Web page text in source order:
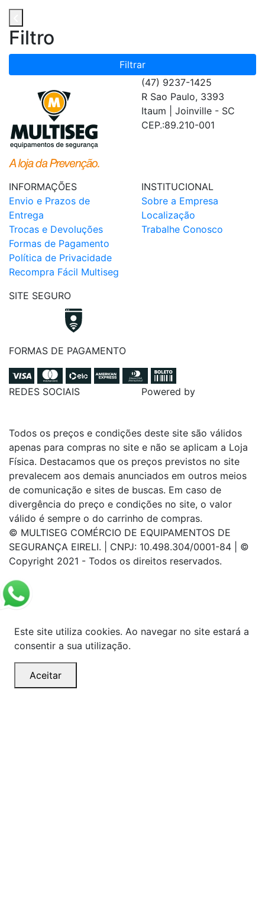
Filtro
Filtrar
(47) 9237-1425
R Sao Paulo, 3393
Itaum | Joinville - SC
CEP.:89.210-001
INFORMAÇÕES
Envio e Prazos de
Entrega
Trocas e Devoluções
Formas de Pagamento
Política de Privacidade
Recompra Fácil Multiseg
INSTITUCIONAL
Sobre a Empresa
Localização
Trabalhe Conosco
SITE SEGURO
FORMAS DE PAGAMENTO
REDES SOCIAIS Powered by
Todos os preços e condições deste site são válidos
apenas para compras no site e não se aplicam a Loja
Física. Destacamos que os preços previstos no site
prevalecem aos demais anunciados em outros meios
de comunicação e sites de buscas. Em caso de
divergência do preço e condições no site, o valor
válido é sempre o do carrinho de compras.
© MULTISEG COMÉRCIO DE EQUIPAMENTOS DE
SEGURANÇA EIRELI. | CNPJ: 10.498.304/0001-84 | ©
Copyright 2021 - Todos os direitos reservados.
Este site utiliza cookies. Ao navegar no site estará a
consentir a sua utilização.
Aceitar